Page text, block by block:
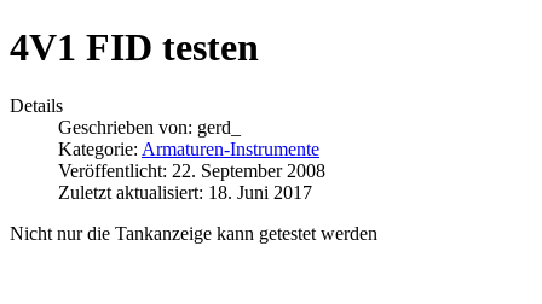
4V1 FID testen
Details
Geschrieben von: gerd_
Kategorie: Armaturen-Instrumente
Veröffentlicht: 22. September 2008
Zuletzt aktualisiert: 18. Juni 2017
Nicht nur die Tankanzeige kann getestet werden